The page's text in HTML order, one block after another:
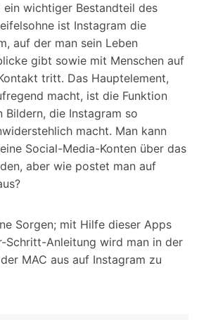
ein wichtiger Bestandteil des
ist Instagram die
auf der man sein Leben
gibt sowie mit Menschen auf
tritt. Das Hauptelement,
macht, ist die Funktion
Bildern, die Instagram so
macht. Man kann
Social-Media-Konten über das
aber wie postet man auf
Sorgen; mit Hilfe dieser Apps
Schritt-Anleitung wird man in der
MAC aus auf Instagram zu